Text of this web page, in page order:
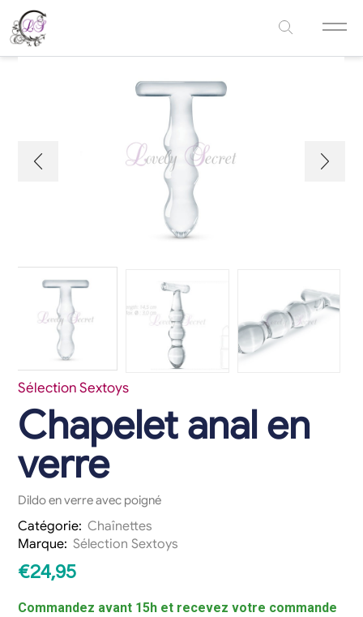
Sélection Sextoys
Chapelet anal en
verre
Dildo en verre avec poigné
Catégorie: Chaînettes
Marque: Sélection Sextoys
€24,95
Commandez avant 15h et recevez votre commande